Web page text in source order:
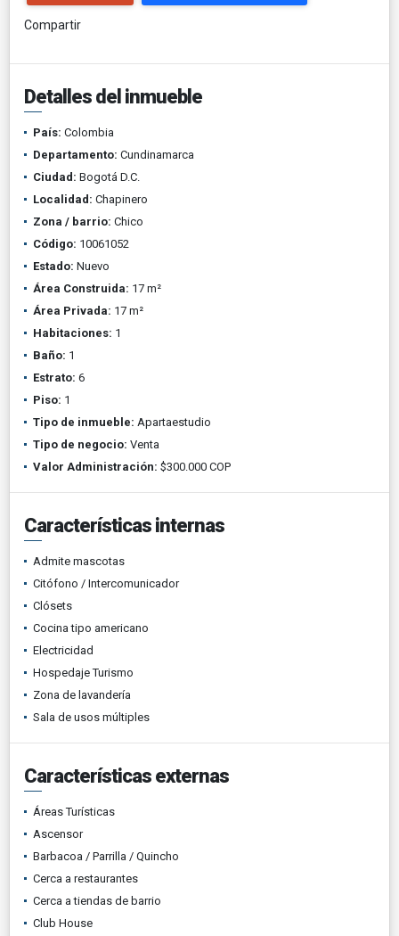
Compartir
Detalles del inmueble
País: Colombia
Departamento: Cundinamarca
Ciudad: Bogotá D.C.
Localidad: Chapinero
Zona / barrio: Chico
Código: 10061052
Estado: Nuevo
Área Construida: 17 m²
Área Privada: 17 m²
Habitaciones: 1
Baño: 1
Estrato: 6
Piso: 1
Tipo de inmueble: Apartaestudio
Tipo de negocio: Venta
Valor Administración: $300.000 COP
Características internas
Admite mascotas
Citófono / Intercomunicador
Clósets
Cocina tipo americano
Electricidad
Hospedaje Turismo
Zona de lavandería
Sala de usos múltiples
Características externas
Áreas Turísticas
Ascensor
Barbacoa / Parrilla / Quincho
Cerca a restaurantes
Cerca a tiendas de barrio
Club House